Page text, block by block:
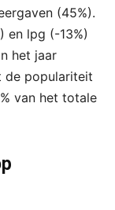
(45%).
en lpg (-13%)
het jaar
de populariteit
van het totale